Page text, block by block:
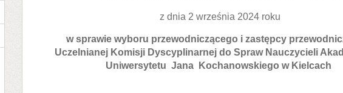
z dnia 2 września 2024 roku
w sprawie wyboru przewodniczącego i zastępcy
Uczelnianej Komisji Dyscyplinarnej do Spraw Nauczycieli
Uniwersytetu Jana Kochanowskiego w Kielcach